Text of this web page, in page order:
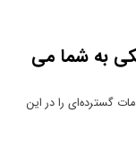
به شما می
گسترده‌ای را در این